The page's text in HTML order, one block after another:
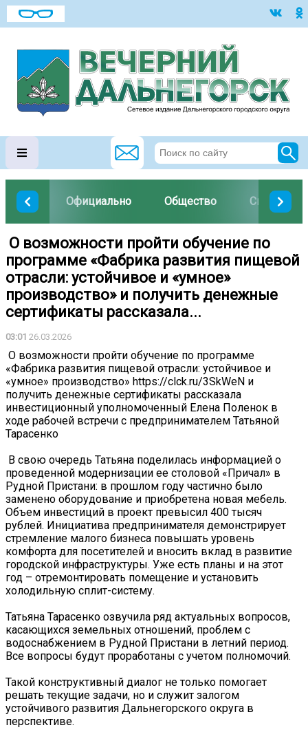
Официально Общество Спорт
️ О возможности пройти обучение по
программе «Фабрика развития пищевой
отрасли: устойчивое и «умное»
производство» и получить денежные
сертификаты рассказала...
03:01 26.03.2026
️ О возможности пройти обучение по программе
«Фабрика развития пищевой отрасли: устойчивое и
«умное» производство» https://clck.ru/3SkWeN и
получить денежные сертификаты рассказала
инвестиционный уполномоченный Елена Поленок в
ходе рабочей встречи с предпринимателем Татьяной
Тарасенко
️ В свою очередь Татьяна поделилась информацией о
проведенной модернизации ее столовой «Причал» в
Рудной Пристани: в прошлом году частично было
заменено оборудование и приобретена новая мебель.
Объем инвестиций в проект превысил 400 тысяч
рублей. Инициатива предпринимателя демонстрирует
стремление малого бизнеса повышать уровень
комфорта для посетителей и вносить вклад в развитие
городской инфраструктуры. Уже есть планы и на этот
год – отремонтировать помещение и установить
холодильную сплит-систему.
Татьяна Тарасенко озвучила ряд актуальных вопросов,
касающихся земельных отношений, проблем с
водоснабжением в Рудной Пристани в летний период.
Все вопросы будут проработаны с учетом полномочий.
Такой конструктивный диалог не только помогает
решать текущие задачи, но и служит залогом
устойчивого развития Дальнегорского округа в
перспективе.